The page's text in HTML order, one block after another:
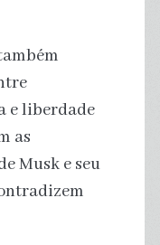
e liberdade
as
Musk e seu